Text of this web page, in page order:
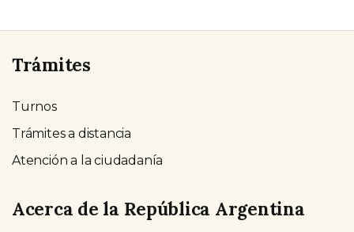
Trámites
Turnos
Trámites a distancia
Atención a la ciudadanía
Acerca de la República Argentina